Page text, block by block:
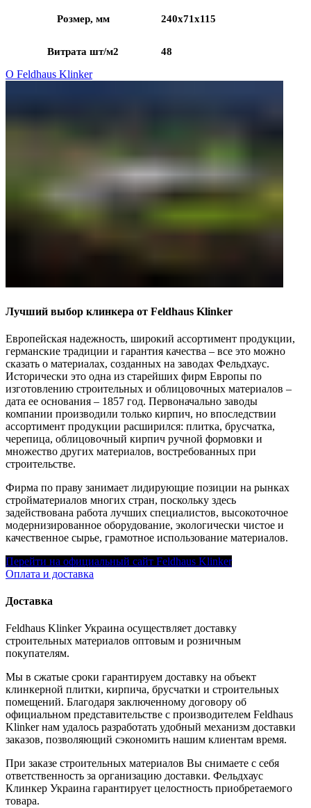
Розмер, мм 240x71x115
Витрата шт/м2 48
О Feldhaus Klinker
Лучший выбор клинкера от Feldhaus Klinker
Европейская надежность, широкий ассортимент продукции,
германские традиции и гарантия качества – все это можно
сказать о материалах, созданных на заводах Фельдхаус.
Исторически это одна из старейших фирм Европы по
изготовлению строительных и облицовочных материалов –
дата ее основания – 1857 год. Первоначально заводы
компании производили только кирпич, но впоследствии
ассортимент продукции расширился: плитка, брусчатка,
черепица, облицовочный кирпич ручной формовки и
множество других материалов, востребованных при
строительстве.
Фирма по праву занимает лидирующие позиции на рынках
стройматериалов многих стран, поскольку здесь
задействована работа лучших специалистов, высокоточное
модернизированное оборудование, экологически чистое и
качественное сырье, грамотное использование материалов.
Перейти на официальный сайт Feldhaus Klinker
Оплата и доставка
Доставка
Feldhaus Klinker Украина осуществляет доставку
строительных материалов оптовым и розничным
покупателям.
Мы в сжатые сроки гарантируем доставку на объект
клинкерной плитки, кирпича, брусчатки и строительных
помещений. Благодаря заключенному договору об
официальном представительстве с производителем Feldhaus
Klinker нам удалось разработать удобный механизм доставки
заказов, позволяющий сэкономить нашим клиентам время.
При заказе строительных материалов Вы снимаете с себя
ответственность за организацию доставки. Фельдхаус
Клинкер Украина гарантирует целостность приобретаемого
товара.